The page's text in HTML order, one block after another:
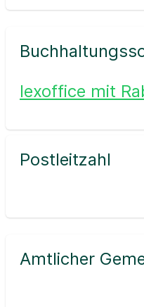
lexoffice mit
Postleitzahl
Amtlicher